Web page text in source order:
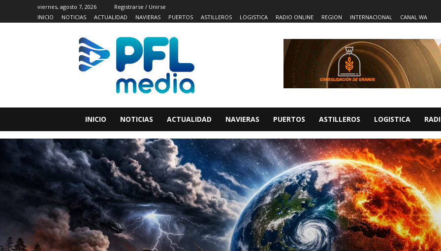
viernes, agosto 7, 2026
Registrarse / Unirse
INICIO
NOTICIAS ACTUALIDAD NAVIERAS PUERTOS ASTILLEROS LOGISTICA RADIO ONLINE REGION INTERNACIONAL CANAL WA
INICIO NOTICIAS ACTUALIDAD NAVIERAS PUERTOS ASTILLEROS LOGISTICA